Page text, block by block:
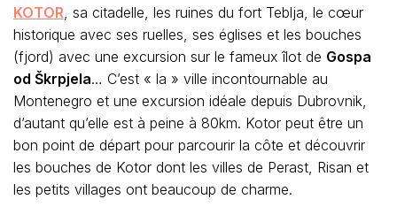
KOTOR , sa citadelle, les ruines du fort Teblja, le cœur
historique avec ses ruelles, ses églises et les bouches
(fjord) avec une excursion sur le fameux îlot de Gospa
od Škrpjela… C’est « la » ville incontournable au
Montenegro et une excursion idéale depuis Dubrovnik,
d’autant qu’elle est à peine à 80km. Kotor peut être un
bon point de départ pour parcourir la côte et découvrir
les bouches de Kotor dont les villes de Perast, Risan et
les petits villages ont beaucoup de charme.